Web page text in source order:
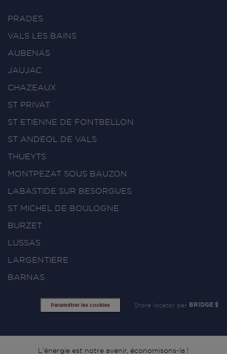
PRADES
VALS LES BAINS
AUBENAS
JAUJAC
CHAZEAUX
ST PRIVAT
ST ETIENNE DE FONTBELLON
ST ANDEOL DE VALS
THUEYTS
MONTPEZAT SOUS BAUZON
LABASTIDE SUR BESORGUES
ST MICHEL DE BOULOGNE
BURZET
LUSSAS
LARGENTIERE
BARNAS
Paramétrer les cookies Store locator par BRIDGE
L'énergie est notre avenir, économisons-la !